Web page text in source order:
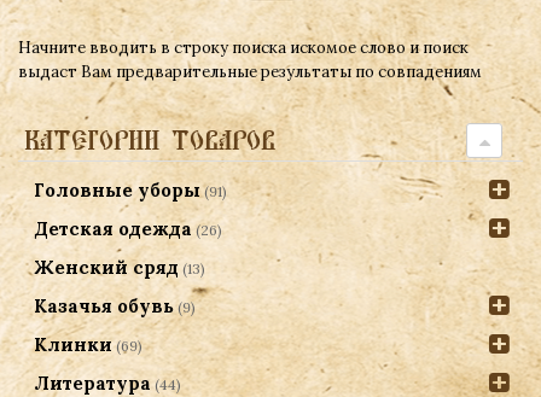
Начните вводить в строку поиска искомое слово и поиск
выдаст Вам предварительные результаты по совпадениям
КАТЕГОРИИ ТОВАРОВ
Головные уборы (91)
Детская одежда (26)
Женский сряд (13)
Казачья обувь (9)
Клинки (69)
Литература (44)